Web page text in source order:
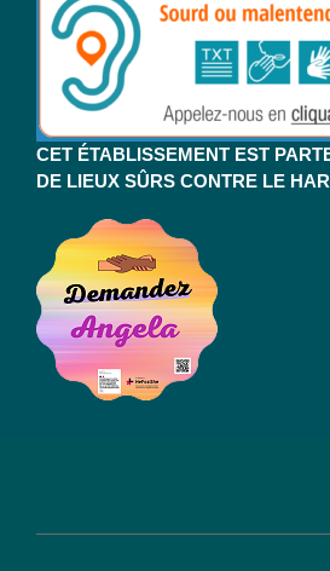
CET ÉTABLISSEMENT EST
DE LIEUX SÛRS CONTRE LE